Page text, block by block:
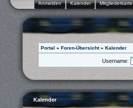
Anmelden Kalender Mitgliederkarte
Portal » Foren-Übersicht» Kalender
Username:
Kalender